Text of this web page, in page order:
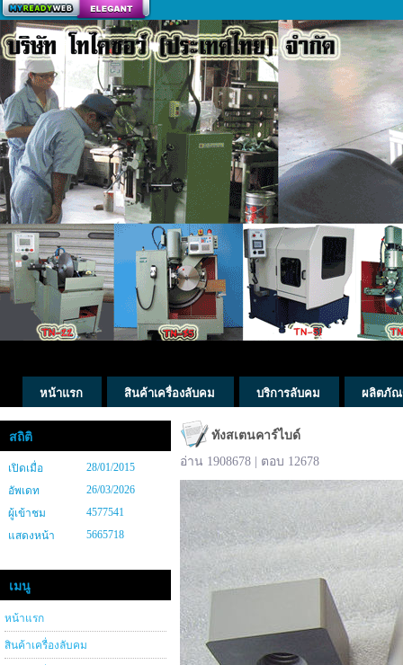
สร้างเว็บ
หน้าแรก สินค้าเครื่องลับคม บริการลับคม ผลิตภัณ
สถิติ
เปิดเมื่อ
28/01/2015
อัพเดท
26/03/2026
ผู้เข้าชม
4577541
แสดงหน้า
5665718
เมนู
หน้าแรก
สินค้าเครื่องลับคม
ทังสเตนคาร์ไบด์
อ่าน 1908678 | ตอบ 12678